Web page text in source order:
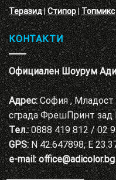
Теразид|Стипор|Топмикс
КОНТАКТИ
Официален Шоурум
Адрес:София , Младост
сграда ФрешПринт зад
Тел.:0888 419 812 / 02
GPS:N 42.647898, E
e-mail: office@adicolor.bg